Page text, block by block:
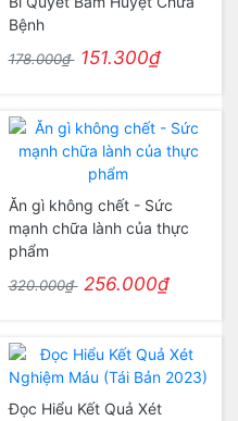
Bệnh
178.000₫ 151.300₫
Ăn gì không chết - Sức
mạnh chữa lành của thực
phẩm
320.000₫ 256.000₫
Đọc Hiểu Kết Quả Xét